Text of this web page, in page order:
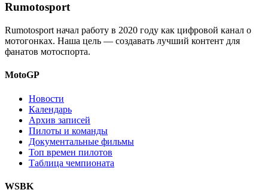
Rumotosport
Rumotosport начал работу в 2020 году как цифровой канал о
мотогонках. Наша цель — создавать лучший контент для
фанатов мотоспорта.
MotoGP
Новости
Календарь
Архив записей
Пилоты и команды
Документальные фильмы
Топ времен пилотов
Таблица чемпионата
WSBK